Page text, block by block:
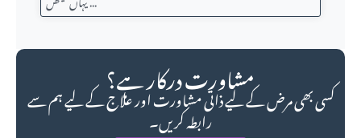
مشاورت درکار ہے؟
کسی بھی مرض کے لیے ذاتی مشاورت اور علاج کے لیے ہم سے
رابطہ کریں۔